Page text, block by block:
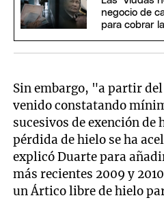
negocio de
para cobrar
Sin embargo, "a partir del
venido constatando
sucesivos de exención de
pérdida de hielo se ha
explicó Duarte para
más recientes 2009 y
un Ártico libre de hielo